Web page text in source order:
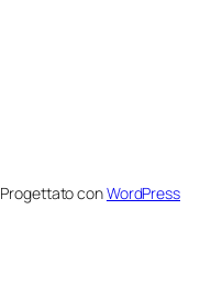
Progettato conWordPress